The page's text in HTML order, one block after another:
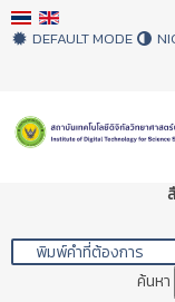
DEFAULT MODE
ค้นหา